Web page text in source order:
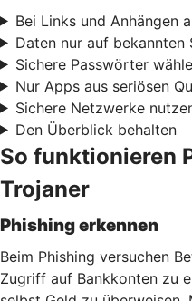
Bei Links und Anhängen
Daten nur auf bekannten
Sichere Passwörter
Nur Apps aus seriösen
Sichere Netzwerke
Den Überblick behalten
So funktionieren
Trojaner
Phishing erkennen
Beim Phishing versuchen
Zugriff auf Bankkonten zu